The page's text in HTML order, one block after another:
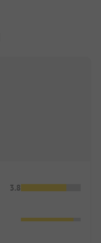
3.8